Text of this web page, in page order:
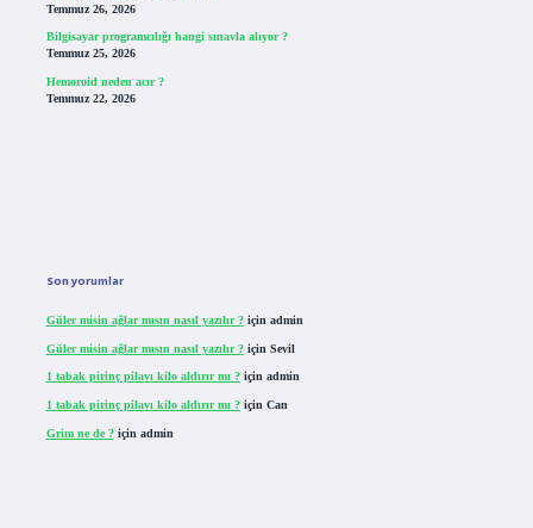
Temmuz 26, 2026
Bilgisayar programcılığı hangi sınavla alıyor ?
Temmuz 25, 2026
Hemoroid neden acır ?
Temmuz 22, 2026
Son yorumlar
Güler misin ağlar mısın nasıl yazılır ?için admin
Güler misin ağlar mısın nasıl yazılır ?için Sevil
1 tabak pirinç pilavı kilo aldırır mı ?için admin
1 tabak pirinç pilavı kilo aldırır mı ?için Can
Grim ne de ?için admin